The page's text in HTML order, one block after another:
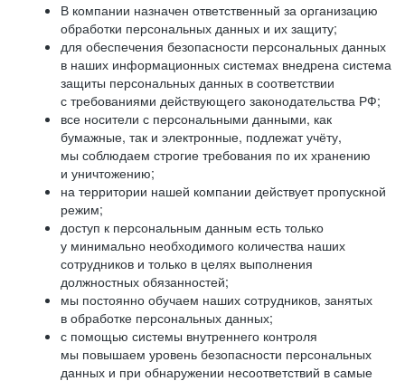
В компании назначен ответственный за организацию
обработки персональных данных и их защиту;
для обеспечения безопасности персональных данных
в наших информационных системах внедрена система
защиты персональных данных в соответствии
с требованиями действующего законодательства РФ;
все носители с персональными данными, как
бумажные, так и электронные, подлежат учёту,
мы соблюдаем строгие требования по их хранению
и уничтожению;
на территории нашей компании действует пропускной
режим;
доступ к персональным данным есть только
у минимально необходимого количества наших
сотрудников и только в целях выполнения
должностных обязанностей;
мы постоянно обучаем наших сотрудников, занятых
в обработке персональных данных;
с помощью системы внутреннего контроля
мы повышаем уровень безопасности персональных
данных и при обнаружении несоответствий в самые